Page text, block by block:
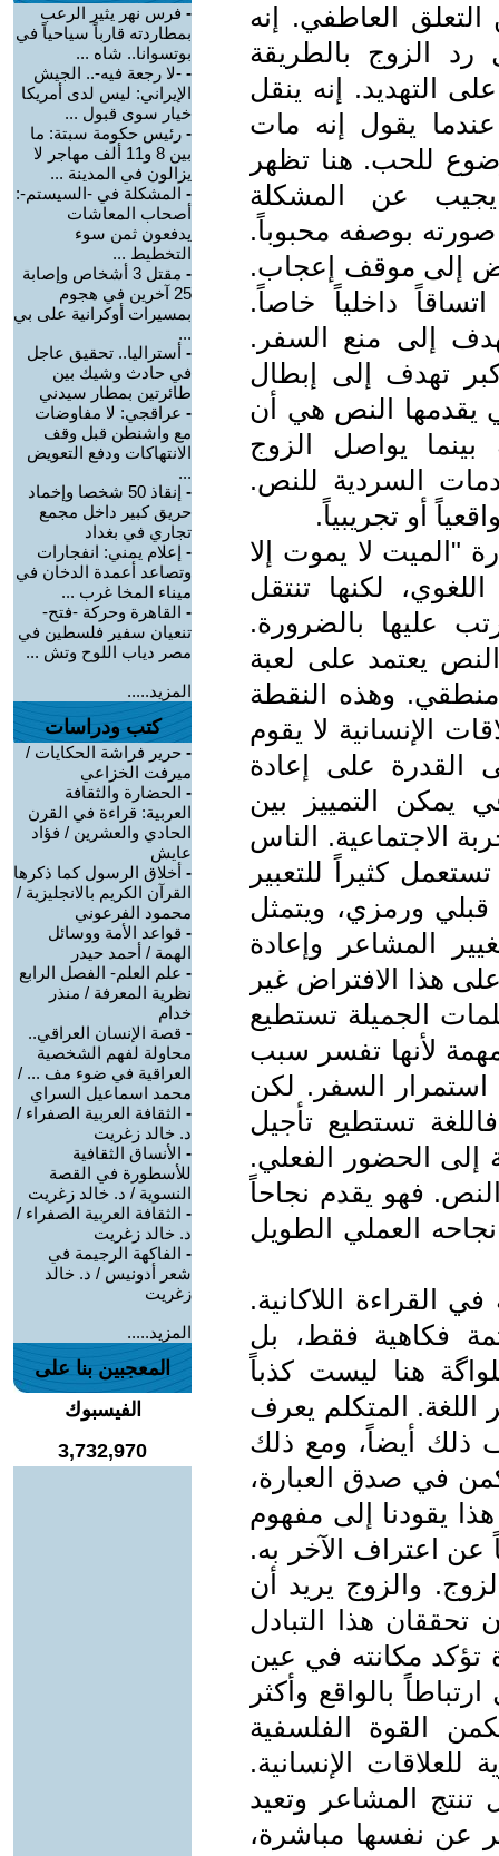
التعلق العاطفي. إنه
رد الزوج بالطريقة
التهديد. إنه ينقل
يقول إنه مات
للحب. هنا تظهر
يجيب عن المشكلة
صورته بوصفه محبوباً.
إلى موقف إعجاب.
داخلياً خاصاً.
إلى منع السفر.
تهدف إلى إبطال
يقدمها النص هي أن
بينما يواصل الزوج
السردية للنص.
أو تجريبياً.
"الميت لا يموت إلا
لكنها تنتقل
عليها بالضرورة.
يعتمد على لعبة
وهذه النقطة
الإنسانية لا يقوم
القدرة على إعادة
يمكن التمييز بين
الاجتماعية. الناس
كثيراً للتعبير
قبلي ورمزي، ويتمثل
المشاعر وإعادة
هذا الافتراض غير
الجميلة تستطيع
لأنها تفسر سبب
استمرار السفر. لكن
تستطيع تأجيل
إلى الحضور الفعلي.
فهو يقدم نجاحاً
نجاحه العملي الطويل
القراءة اللاكانية.
فكاهية فقط، بل
هنا ليست كذباً
اللغة. المتكلم يعرف
ذلك أيضاً، ومع ذلك
في صدق العبارة،
يقودنا إلى مفهوم
عن اعتراف الآخر به.
والزوج يريد أن
هذا التبادل
مكانته في عين
بالواقع وأكثر
القوة الفلسفية
الإنسانية.
تنتج المشاعر وتعيد
عن نفسها مباشرة،
- فرس نهر يثير الرعب
بمطاردته قارباً سياحياً في
بوتسوانا.. شاه ...
- -لا رجعة فيه-.. الجيش
الإيراني: ليس لدى أمريكا
خيار سوى قبول ...
- رئيس حكومة سبتة: ما
بين 8 و11 ألف مهاجر لا
يزالون في المدينة ...
- المشكلة في -السيستم-:
أصحاب المعاشات
يدفعون ثمن سوء
التخطيط ...
-
مقتل 3 أشخاص وإصابة
25 آخرين في هجوم
بمسيرات أوكرانية على بي
...
- أستراليا.. تحقيق عاجل
في حادث وشيك بين
طائرتين بمطار سيدني
- عراقجي: لا مفاوضات
مع واشنطن قبل وقف
الانتهاكات ودفع التعويض
...
-
إنقاذ 50 شخصا وإخماد
حريق كبير داخل مجمع
تجاري في بغداد
- إعلام يمني: انفجارات
وتصاعد أعمدة الدخان في
ميناء المخا غرب ...
- القاهرة وحركة -فتح-
تنعيان سفير فلسطين في
مصر دياب اللوح وتش ...
المزيد.....
كتب ودراسات
- حرير فراشة الحكايات /
ميرفت الخزاعي
- الحضارة والثقافة
العربية: قراءة في القرن
الحادي والعشرين / فؤاد
عايش
- أخلاق الرسول كما ذكرها
القرآن الكريم بالانجليزية /
محمود الفرعوني
- قواعد الأمة ووسائل
الهمة / أحمد حيدر
- علم العلم- الفصل الرابع
نظرية المعرفة / منذر
خدام
- قصة الإنسان العراقي..
محاولة لفهم الشخصية
العراقية في ضوء مف ... /
محمد اسماعيل السراي
- الثقافة العربية الصفراء /
د. خالد زغريت
- الأنساق الثقافية
للأسطورة في القصة
النسوية / د. خالد زغريت
- الثقافة العربية الصفراء /
د. خالد زغريت
- الفاكهة الرجيمة في
شعر أدونيس / د. خالد
زغريت
المزيد.....
المعجبين بنا على
الفيسبوك
3,732,970